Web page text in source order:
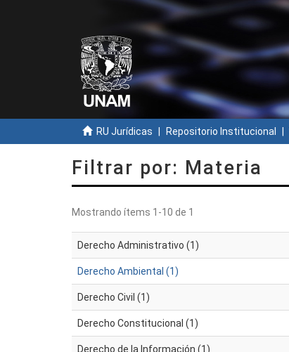
RU Jurídicas Repositorio Institucional
Filtrar por: Materia
Mostrando ítems 1-10 de 1
Derecho Administrativo (1)
Derecho Ambiental (1)
Derecho Civil (1)
Derecho Constitucional (1)
Derecho de la Información (1)